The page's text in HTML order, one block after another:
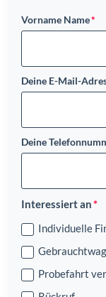
Vorname Name
Deine E-Mail-
Deine
Interessiert an
Individuelle
Probefahrt